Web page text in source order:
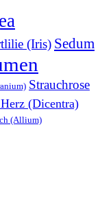
(Iris) Sedum
Strauchrose
(Dicentra)
(Allium)